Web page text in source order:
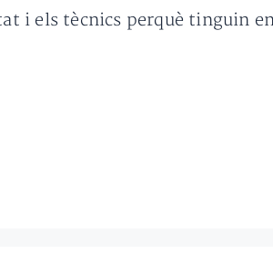
i els tècnics perquè tinguin